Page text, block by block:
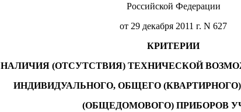
Российской Федерации
от 29 декабря 2011 г. N 627
КРИТЕРИИ
НАЛИЧИЯ (ОТСУТСТВИЯ) ТЕХНИЧЕСКОЙ
ИНДИВИДУАЛЬНОГО, ОБЩЕГО
(ОБЩЕДОМОВОГО) ПРИБОРОВ